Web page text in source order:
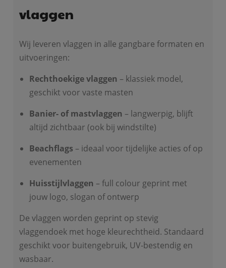
vlaggen
Wij leveren vlaggen in alle gangbare formaten en
uitvoeringen:
Rechthoekige vlaggen – klassiek model,
geschikt voor vaste masten
Banier- of mastvlaggen – langwerpig, blijft
altijd zichtbaar (ook bij windstilte)
Beachflags – ideaal voor tijdelijke acties of op
evenementen
Huisstijlvlaggen – full colour geprint met
jouw logo, slogan of ontwerp
De vlaggen worden geprint op stevig
vlaggendoek met hoge kleurechtheid. Standaard
geschikt voor buitengebruik, UV-bestendig en
wasbaar.